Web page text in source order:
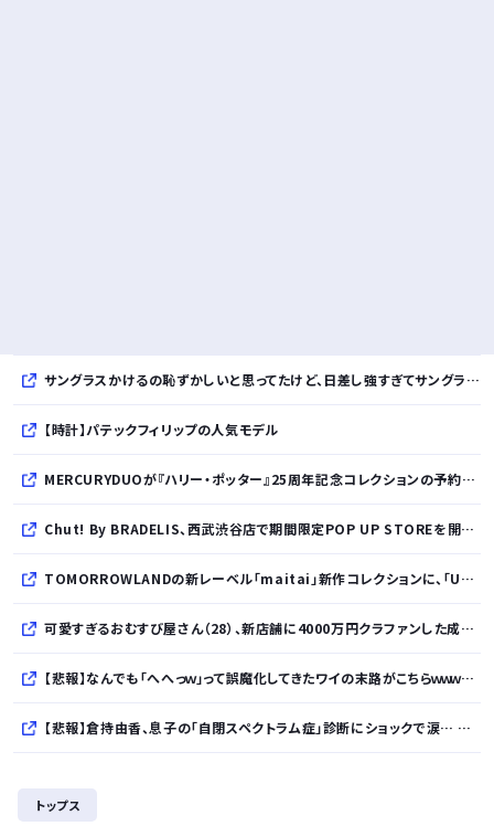
サングラスかけるの恥ずかしいと思ってたけど、日差し強すぎてサングラスかけ始めたわ
【時計】パテックフィリップの人気モデル
MERCURYDUOが『ハリー・ポッター』25周年記念コレクションの予約を開始
Chut! By BRADELIS、西武渋谷店で期間限定POP UP STOREを開催！全商品展開＆新作10%OFFの特別な6日間
TOMORROWLANDの新レーベル「maitai」新作コレクションに、「UNDYED」の素材が採用
可愛すぎるおむすび屋さん（28）、新店舗に4000万円クラファンした成功した結果弱男集団から叩かれてしまうｗｗｗｗ
【悲報】なんでも「へへっｗ」って誤魔化してきたワイの末路がこちらｗｗｗｗｗｗｗｗｗｗ
【悲報】倉持由香、息子の「自閉スペクトラム症」診断にショックで涙… 見逃していた乳幼児期のサインとは？
トップス